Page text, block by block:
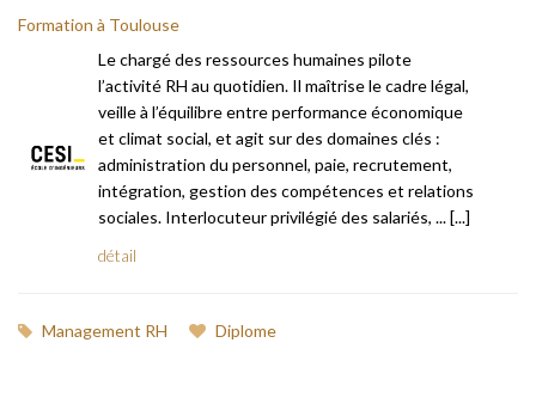
Formation à Toulouse
Le chargé des ressources humaines pilote
l’activité RH au quotidien. Il maîtrise le cadre légal,
veille à l’équilibre entre performance économique
et climat social, et agit sur des domaines clés :
administration du personnel, paie, recrutement,
intégration, gestion des compétences et relations
sociales. Interlocuteur privilégié des salariés, ... [...]
détail
Management RH Diplome